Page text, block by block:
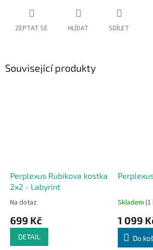
ZEPTAT SE HLÍDAT SDÍLET
Související produkty
Perplexus Rubikova kostka
2x2 - Labyrint
Na dotaz
699 Kč
DETAIL
Skladem (1
1 099
Do